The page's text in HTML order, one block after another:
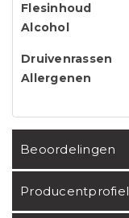
Flesinhoud
Alcohol
Druivenrassen
Allergenen
Beoordelingen
Producentprofiel